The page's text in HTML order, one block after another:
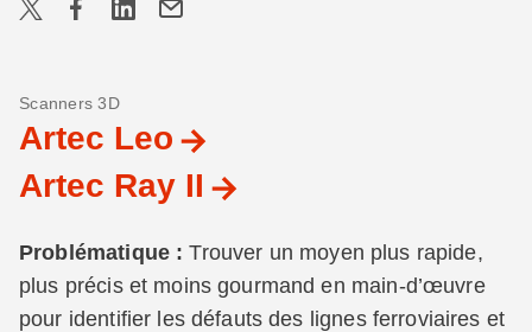
Scanners 3D
Artec Leo
Artec Ray II
Problématique : Trouver un moyen plus rapide,
plus précis et moins gourmand en main-d’œuvre
pour identifier les défauts des lignes ferroviaires et